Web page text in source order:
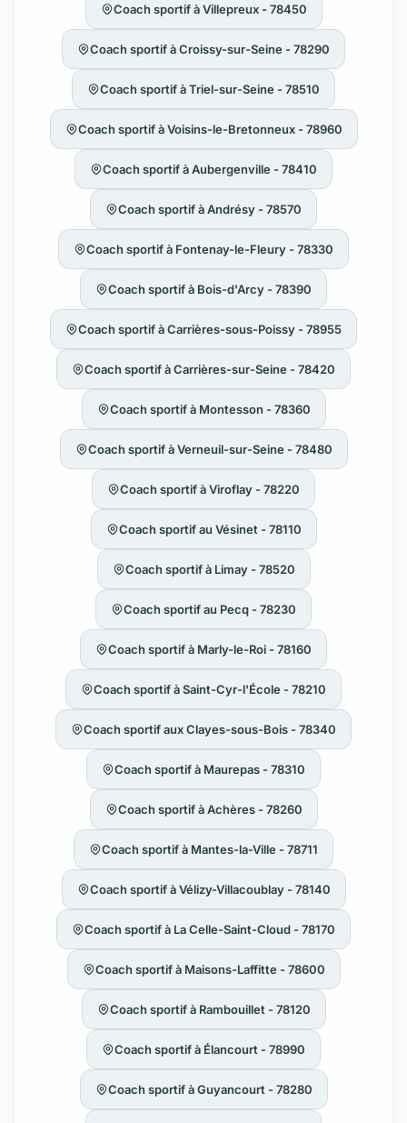
Coach sportif à Villepreux - 78450
Coach sportif à Croissy-sur-Seine - 78290
Coach sportif à Triel-sur-Seine - 78510
Coach sportif à Voisins-le-Bretonneux - 78960
Coach sportif à Aubergenville - 78410
Coach sportif à Andrésy - 78570
Coach sportif à Fontenay-le-Fleury - 78330
Coach sportif à Bois-d'Arcy - 78390
Coach sportif à Carrières-sous-Poissy - 78955
Coach sportif à Carrières-sur-Seine - 78420
Coach sportif à Montesson - 78360
Coach sportif à Verneuil-sur-Seine - 78480
Coach sportif à Viroflay - 78220
Coach sportif au Vésinet - 78110
Coach sportif à Limay - 78520
Coach sportif au Pecq - 78230
Coach sportif à Marly-le-Roi - 78160
Coach sportif à Saint-Cyr-l'École - 78210
Coach sportif aux Clayes-sous-Bois - 78340
Coach sportif à Maurepas - 78310
Coach sportif à Achères - 78260
Coach sportif à Mantes-la-Ville - 78711
Coach sportif à Vélizy-Villacoublay - 78140
Coach sportif à La Celle-Saint-Cloud - 78170
Coach sportif à Maisons-Laffitte - 78600
Coach sportif à Rambouillet - 78120
Coach sportif à Élancourt - 78990
Coach sportif à Guyancourt - 78280